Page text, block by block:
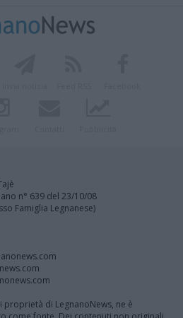
n° 639 del 23/10/08
Famiglia Legnanese)
di LegnanoNews, ne è